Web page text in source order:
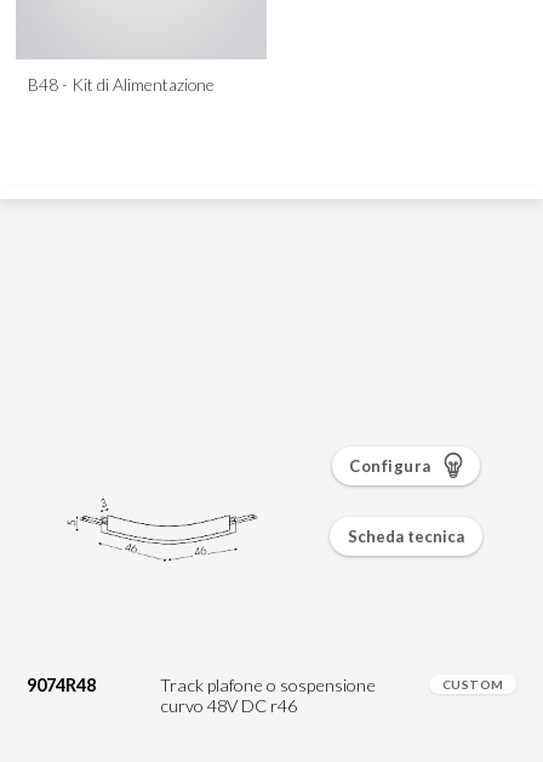
9074R48
Track plafone o sospensione
curvo 48V DC r46
CUSTOM
Configura
Scheda tecnica